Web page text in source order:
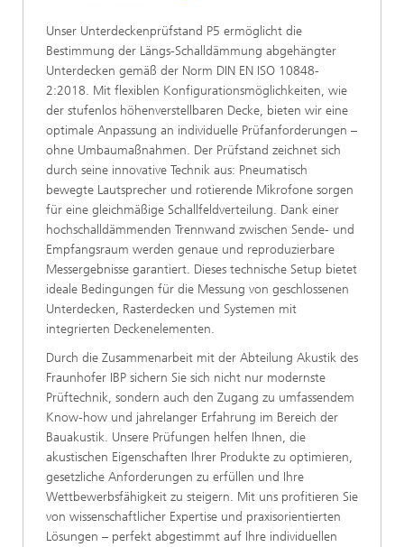
Unser Unterdeckenprüfstand P5 ermöglicht die
Bestimmung der Längs-Schalldämmung abgehängter
Unterdecken gemäß der Norm DIN EN ISO 10848-
2:2018. Mit flexiblen Konfigurationsmöglichkeiten, wie
der stufenlos höhenverstellbaren Decke, bieten wir eine
optimale Anpassung an individuelle Prüfanforderungen –
ohne Umbaumaßnahmen. Der Prüfstand zeichnet sich
durch seine innovative Technik aus: Pneumatisch
bewegte Lautsprecher und rotierende Mikrofone sorgen
für eine gleichmäßige Schallfeldverteilung. Dank einer
hochschalldämmenden Trennwand zwischen Sende- und
Empfangsraum werden genaue und reproduzierbare
Messergebnisse garantiert. Dieses technische Setup bietet
ideale Bedingungen für die Messung von geschlossenen
Unterdecken, Rasterdecken und Systemen mit
integrierten Deckenelementen.
Durch die Zusammenarbeit mit der Abteilung Akustik des
Fraunhofer IBP sichern Sie sich nicht nur modernste
Prüftechnik, sondern auch den Zugang zu umfassendem
Know-how und jahrelanger Erfahrung im Bereich der
Bauakustik. Unsere Prüfungen helfen Ihnen, die
akustischen Eigenschaften Ihrer Produkte zu optimieren,
gesetzliche Anforderungen zu erfüllen und Ihre
Wettbewerbsfähigkeit zu steigern. Mit uns profitieren Sie
von wissenschaftlicher Expertise und praxisorientierten
Lösungen – perfekt abgestimmt auf Ihre individuellen